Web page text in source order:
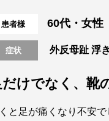
患者様 60代・女性
症状 外反母趾 浮
だけでなく、靴